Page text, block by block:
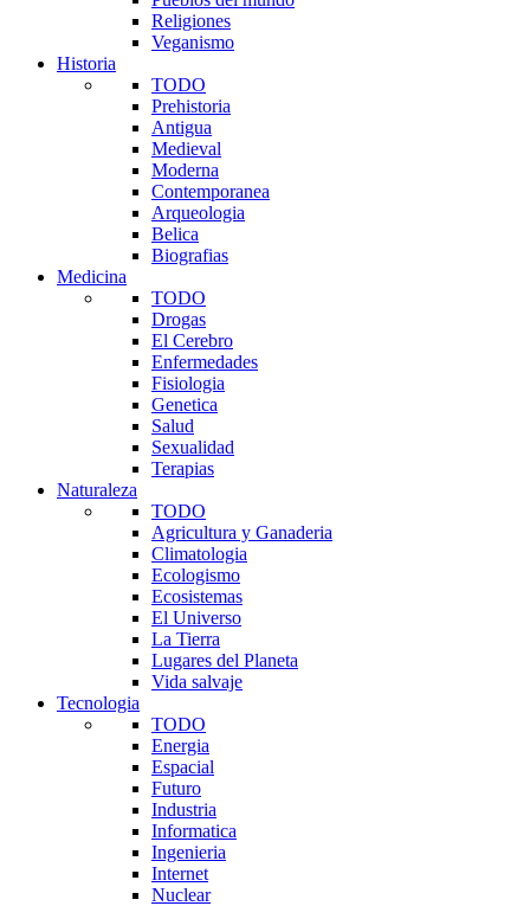
Religiones
Veganismo
Historia
TODO
Prehistoria
Antigua
Medieval
Moderna
Contemporanea
Arqueologia
Belica
Biografias
Medicina
TODO
Drogas
El Cerebro
Enfermedades
Fisiologia
Genetica
Salud
Sexualidad
Terapias
Naturaleza
TODO
Agricultura y Ganaderia
Climatologia
Ecologismo
Ecosistemas
El Universo
La Tierra
Lugares del Planeta
Vida salvaje
Tecnologia
TODO
Energia
Espacial
Futuro
Industria
Informatica
Ingenieria
Internet
Nuclear